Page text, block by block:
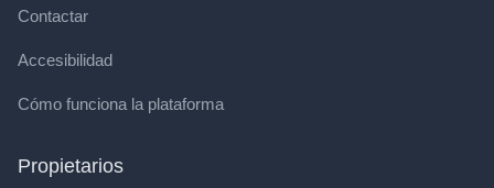
Contactar
Accesibilidad
Cómo funciona la plataforma
Propietarios